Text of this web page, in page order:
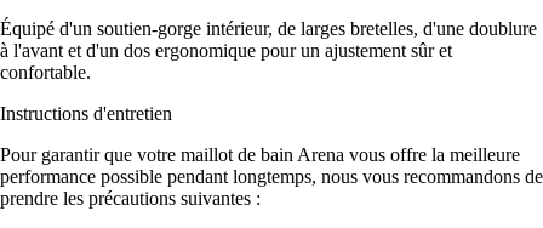
Équipé d'un soutien-gorge intérieur, de larges bretelles, d'une doublure
à l'avant et d'un dos ergonomique pour un ajustement sûr et
confortable.
Instructions d'entretien
Pour garantir que votre maillot de bain Arena vous offre la meilleure
performance possible pendant longtemps, nous vous recommandons de
prendre les précautions suivantes :